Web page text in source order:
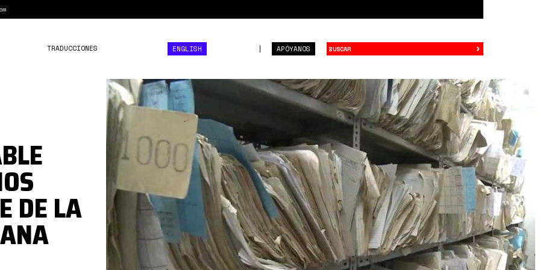
APÓYANOS
TRADUCCIONES ENGLISH ›
maxresdefault.jpg
DE LA